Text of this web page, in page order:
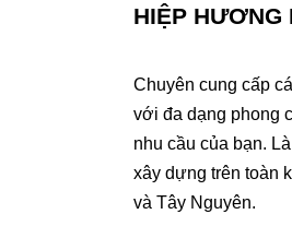
HIỆP HƯƠNG
Chuyên cung cấp
với đa dạng phong
nhu cầu của bạn.
xây dựng trên toàn
và Tây Nguyên.